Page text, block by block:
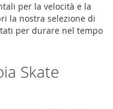
per la velocità e la
la nostra selezione di
per durare nel tempo
Skate